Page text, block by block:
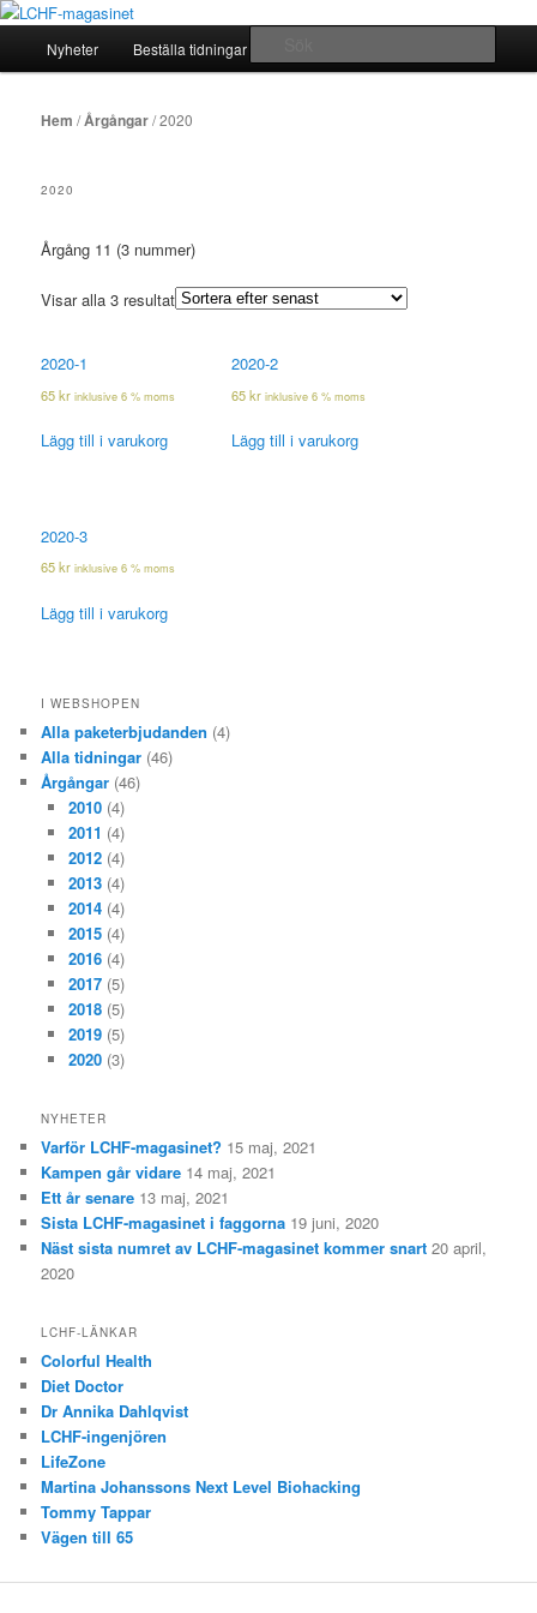
Hoppa
primärt
Hoppa
sekundärt
LCHF-magasinet
Allt om mat hälsa viktkontroll 2010-2020
Nyheter Beställa tidningar
Hem /Årgångar/ 2020
2020
Årgång 11 (3 nummer)
Visar alla 3 resultat
2020-1
65kr inklusive 6 % moms
Lägg till i varukorg
2020-2
65kr inklusive 6 % moms
Lägg till i varukorg
2020-3
65kr inklusive 6 % moms
Lägg till i varukorg
I WEBSHOPEN
Alla paketerbjudanden (4)
Alla tidningar (46)
Årgångar (46)
2010 (4)
2011 (4)
2012 (4)
2013 (4)
2014 (4)
2015 (4)
2016 (4)
2017 (5)
2018 (5)
2019 (5)
2020 (3)
NYHETER
Varför LCHF-magasinet? 15 maj, 2021
Kampen går vidare 14 maj, 2021
Ett år senare 13 maj, 2021
Sista LCHF-magasinet i faggorna 19 juni, 2020
Näst sista numret av LCHF-magasinet kommer snart 20 april,
2020
LCHF-LÄNKAR
Colorful Health
Diet Doctor
Dr Annika Dahlqvist
LCHF-ingenjören
LifeZone
Martina Johanssons Next Level Biohacking
Tommy Tappar
Vägen till 65